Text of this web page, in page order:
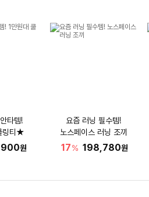
타템!
링티★
원
요즘 러닝 필수템!
노스페이스 러닝 조끼
17% 198,780원